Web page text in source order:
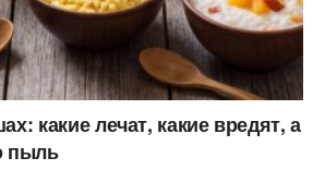
какие лечат, какие вредят, а
пыль